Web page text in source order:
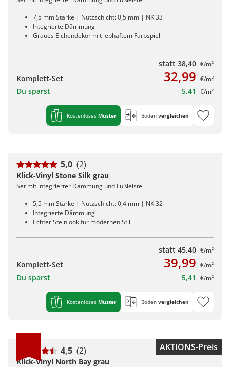
7,5 mm Stärke | Nutzschicht: 0,5 mm | NK 33
Integrierte Dämmung
Graues Eichendekor mit lebhaftem Farbspiel
statt 38,40 €/m²
Komplett-Set 32,99 €/m²
Du sparst 5,41 €/m²
Kostenloses Muster Boden vergleichen
5,0 (2)
Klick-Vinyl Stone Silk grau
Set mit integrierter Dämmung und Fußleiste
5,5 mm Stärke | Nutzschicht: 0,4 mm | NK 32
Integrierte Dämmung
Echter Steinlook für modernen Stil
statt 45,40 €/m²
Komplett-Set 39,99 €/m²
Du sparst 5,41 €/m²
Kostenloses Muster Boden vergleichen
AKTIONS-Preis
4,5 (2)
Klick-Vinyl North Bay grau